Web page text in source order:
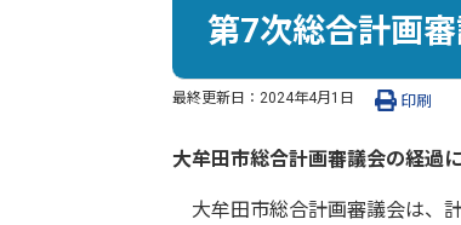
第7次総合計画
最終更新日： 2024年4月1日 印刷
大牟田市総合計画審議会の経過
大牟田市総合計画審議会は、